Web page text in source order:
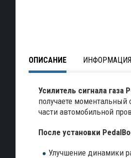
ОПИСАНИЕ
Усилитель сигнала газа
получаете
части автомобильной
После установки
Улучшение динамики